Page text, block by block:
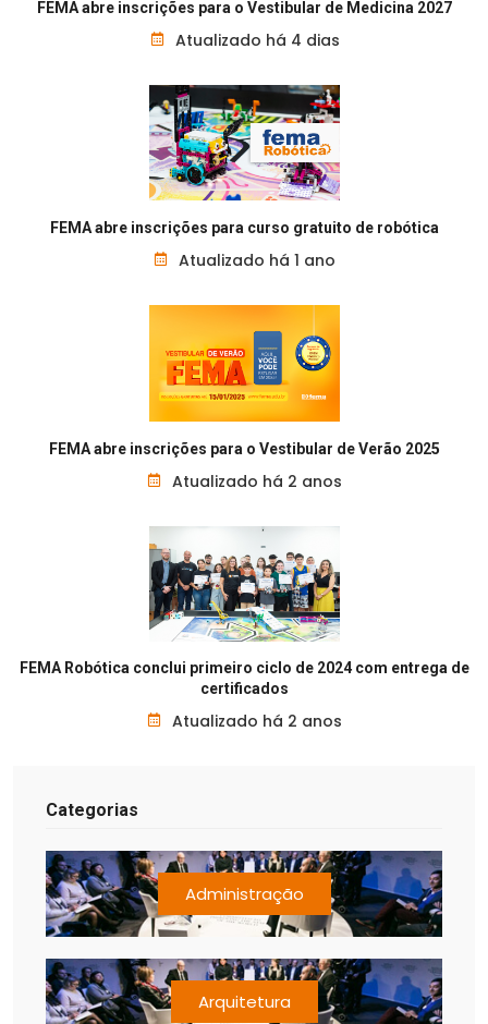
FEMA abre inscrições para o Vestibular de Medicina 2027
Atualizado há 4 dias
FEMA abre inscrições para curso gratuito de robótica
Atualizado há 1 ano
FEMA abre inscrições para o Vestibular de Verão 2025
Atualizado há 2 anos
FEMA Robótica conclui primeiro ciclo de 2024 com entrega de
certificados
Atualizado há 2 anos
Categorias
Administração
Arquitetura